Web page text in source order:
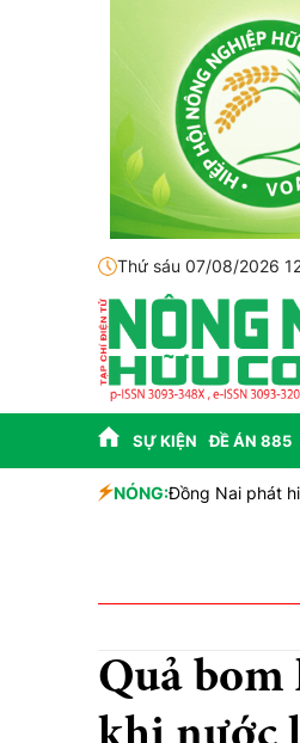
Thứ sáu 07/08/2026
SỰ KIỆN ĐỀ ÁN 885
NÓNG:Đồng Nai phát
Quả bom